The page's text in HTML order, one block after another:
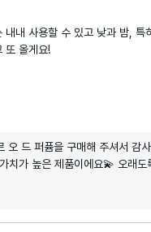
내 사용할 수 있고 낮과 밤,
또 올게요!
드 퍼퓸을 구매해 주셔서
가 높은 제품이에요💫 오래